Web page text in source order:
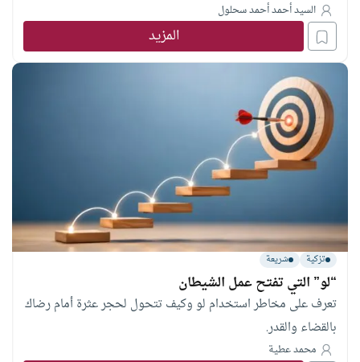
السيد أحمد أحمد سحلول
المزيد
تزكية شريعة
“لو” التي تفتح عمل الشيطان
تعرف على مخاطر استخدام لو وكيف تتحول لحجر عثرة أمام رضاك
بالقضاء والقدر.
محمد عطية